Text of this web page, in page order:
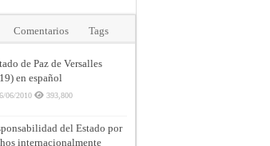
Comentarios Tags
de Paz de Versalles
en español
06/2010 393,800
del Estado por
internacionalmente